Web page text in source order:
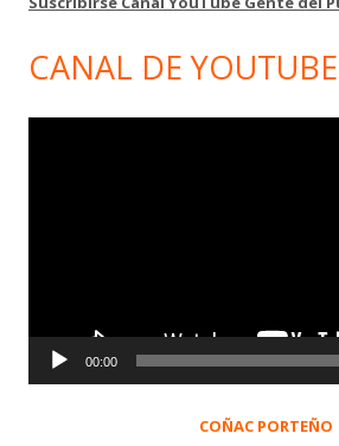
CANAL DE YOUTUBE
00:00
COÑAC PORTEÑO